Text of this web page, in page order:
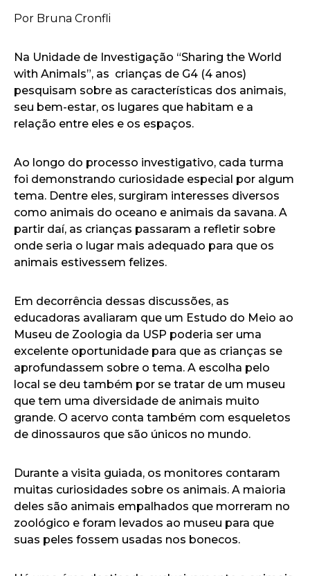
Por Bruna Cronfli
Na Unidade de Investigação “Sharing the World
with Animals”, as crianças de G4 (4 anos)
pesquisam sobre as características dos animais,
seu bem-estar, os lugares que habitam e a
relação entre eles e os espaços.
Ao longo do processo investigativo, cada turma
foi demonstrando curiosidade especial por algum
tema. Dentre eles, surgiram interesses diversos
como animais do oceano e animais da savana. A
partir daí, as crianças passaram a refletir sobre
onde seria o lugar mais adequado para que os
animais estivessem felizes.
Em decorrência dessas discussões, as
educadoras avaliaram que um Estudo do Meio ao
Museu de Zoologia da USP poderia ser uma
excelente oportunidade para que as crianças se
aprofundassem sobre o tema. A escolha pelo
local se deu também por se tratar de um museu
que tem uma diversidade de animais muito
grande. O acervo conta também com esqueletos
de dinossauros que são únicos no mundo.
Durante a visita guiada, os monitores contaram
muitas curiosidades sobre os animais. A maioria
deles são animais empalhados que morreram no
zoológico e foram levados ao museu para que
suas peles fossem usadas nos bonecos.